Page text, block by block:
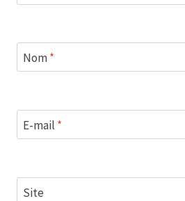
Nom*
E-mail *
Site